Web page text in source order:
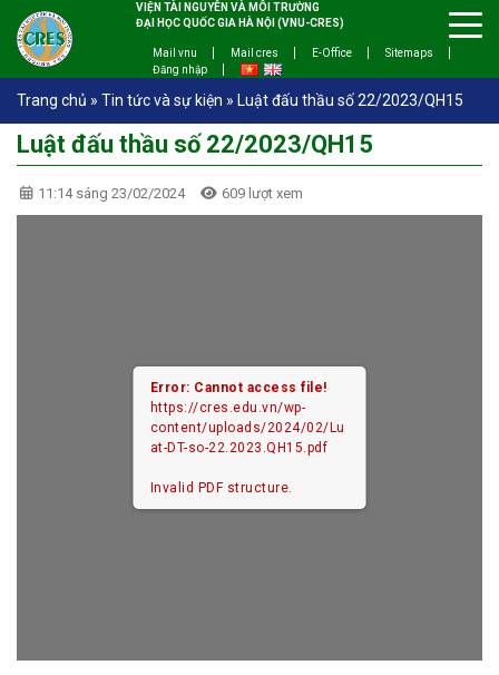
VIỆN TÀI NGUYÊN VÀ MÔI TRƯỜNG
ĐẠI HỌC QUỐC GIA HÀ NỘI (VNU-CRES)
Mail vnu Mail cres E-Office
Sitemaps
Đăng nhập
Trang chủ » Tin tức và sự kiện » Luật đấu thầu số 22/2023/QH15
Luật đấu thầu số 22/2023/QH15
11:14 sáng 23/02/2024 609 lượt xem
Error: Cannot access file!
https://cres.edu.vn/wp-
content/uploads/2024/02/Lu
at-DT-so-22.2023.QH15.pdf
Invalid PDF structure.